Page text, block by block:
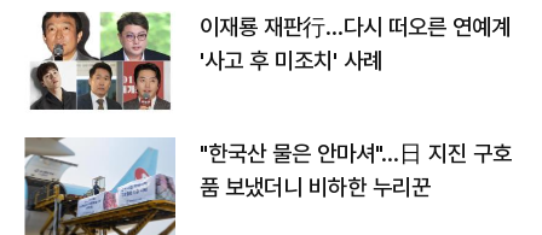
이재룡 재판行…다시 떠오른 연예계
'사고 후 미조치' 사례
"한국산 물은 안마셔"…日 지진 구호
품 보냈더니 비하한 누리꾼